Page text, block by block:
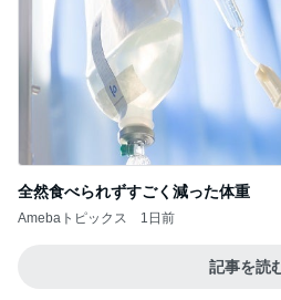
全然食べられずすごく減った体重
Amebaトピックス 1日前
記事を読む
Amebaトピックス 1日前